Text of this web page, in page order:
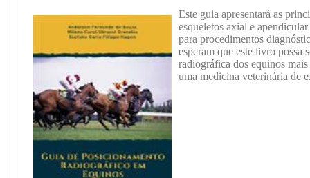
Este guia apresentará as
esqueletos axial e
para procedimentos
esperam que este livro possa
radiográfica dos equinos
uma medicina veterinária de